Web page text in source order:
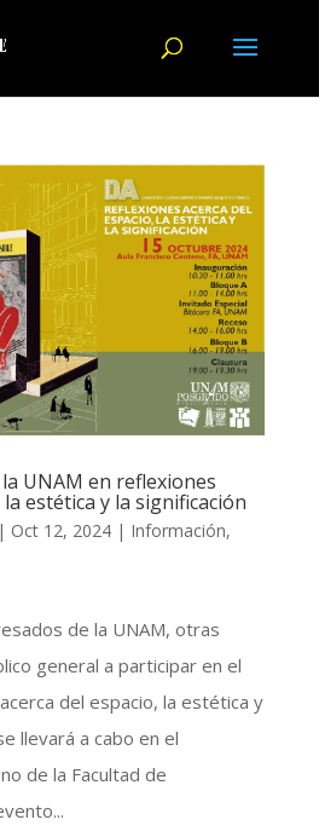
UNAM en reflexiones
estética y la significación
| Oct 12, 2024| Información,
de la UNAM, otras
general a participar en el
del espacio, la estética y
llevará a cabo en el
de la Facultad de